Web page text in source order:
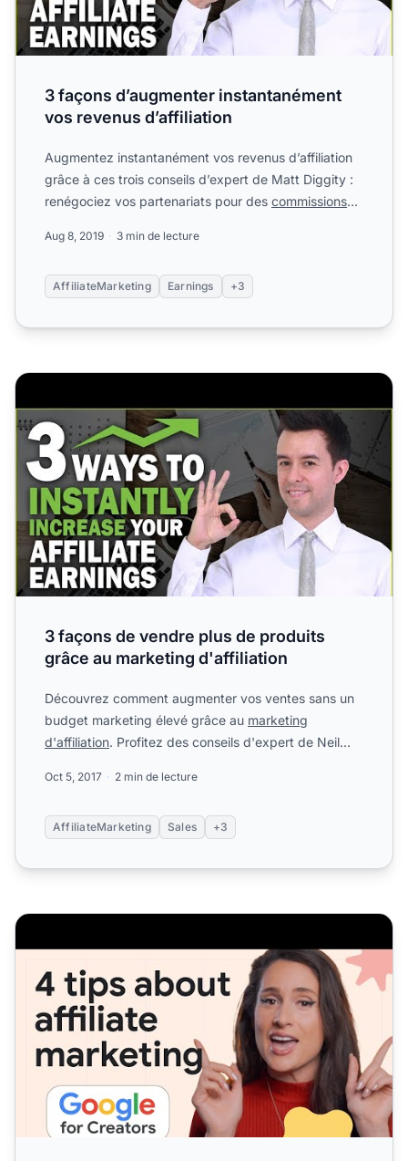
3 façons d’augmenter instantanément
vos revenus d’affiliation
Augmentez instantanément vos revenus d’affiliation
grâce à ces trois conseils d’expert de Matt Diggity :
renégociez vos partenariats pour des commissions
Aug 8, 2019 3 min de lecture
AffiliateMarketing Earnings +3
3 façons de vendre plus de produits grâce au marketing
3 façons de vendre plus de produits
grâce au marketing d'affiliation
Découvrez comment augmenter vos ventes sans un
budget marketing élevé grâce au marketing
d'affiliation. Profitez des conseils d'expert de Neil
Oct 5, 2017 2 min de lecture
AffiliateMarketing Sales +3
4 stratégies de marketing d'affiliation pour augmenter